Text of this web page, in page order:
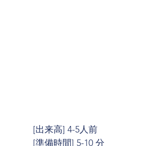
[出来高] 4-5人前
[準備時間] 5-10 分